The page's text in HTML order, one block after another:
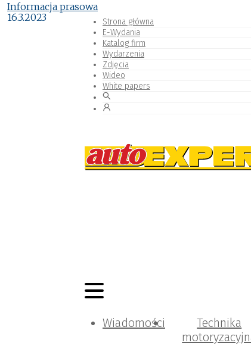
Strona główna
E-Wydania
Katalog firm
Wydarzenia
Zdjęcia
Wideo
White papers
Wiadomości
Technika
Informacja prasowa
16.3.2023